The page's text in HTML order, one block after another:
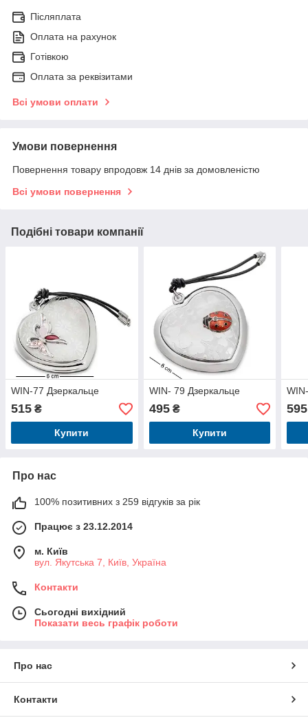
Післяплата
Оплата на рахунок
Готівкою
Оплата за реквізитами
Всі умови оплати
Умови повернення
Повернення товару впродовж 14 днів за домовленістю
Всі умови повернення
Подібні товари компанії
WIN-77 Дзеркальце
515 ₴
Купити
WIN- 79 Дзеркальце
495₴
Купити
595
Про нас
100% позитивних з 259 відгуків за рік
Працює з 23.12.2014
м. Київ
вул. Якутська 7, Київ, Україна
Контакти
Сьогодні вихідний
Показати весь графік роботи
Про нас
Контакти